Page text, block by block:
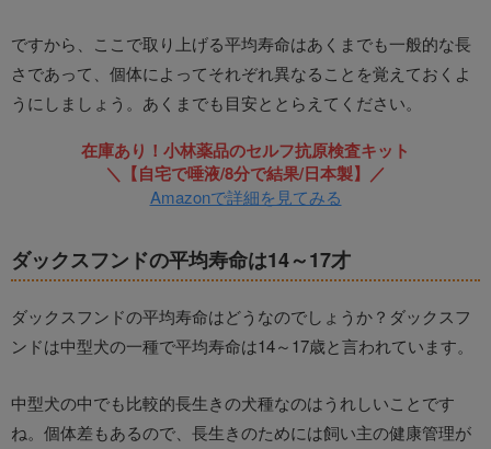
ですから、ここで取り上げる平均寿命はあくまでも一般的な長
さであって、個体によってそれぞれ異なることを覚えておくよ
うにしましょう。あくまでも目安ととらえてください。
在庫あり！小林薬品のセルフ抗原検査キット
＼【自宅で唾液/8分で結果/日本製】／
Amazonで詳細を見てみる
ダックスフンドの平均寿命は14～17才
ダックスフンドの平均寿命はどうなのでしょうか？ダックスフ
ンドは中型犬の一種で平均寿命は14～17歳と言われています。
中型犬の中でも比較的長生きの犬種なのはうれしいことです
ね。個体差もあるので、長生きのためには飼い主の健康管理が